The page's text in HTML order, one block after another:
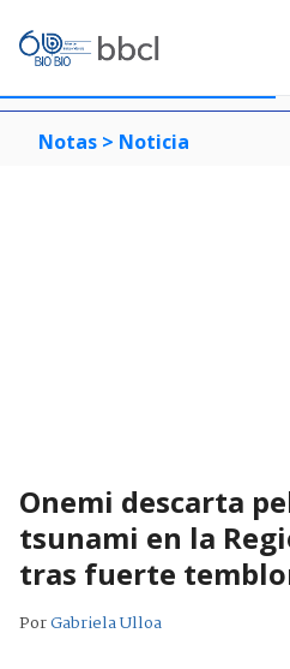
Notas > Noticia
Onemi descarta
tsunami en la
tras fuerte
PorGabriela Ulloa